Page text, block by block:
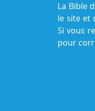
La Bible
le site et
Si vous
pour